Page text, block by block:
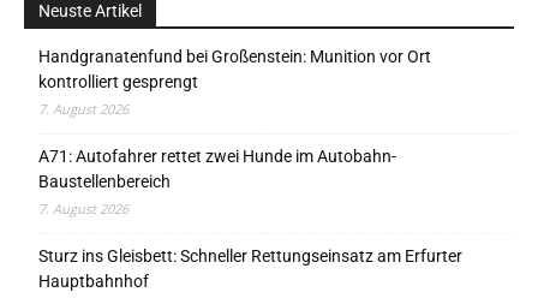
Neuste Artikel
Handgranatenfund bei Großenstein: Munition vor Ort
kontrolliert gesprengt
7. August 2026
A71: Autofahrer rettet zwei Hunde im Autobahn-
Baustellenbereich
7. August 2026
Sturz ins Gleisbett: Schneller Rettungseinsatz am Erfurter
Hauptbahnhof